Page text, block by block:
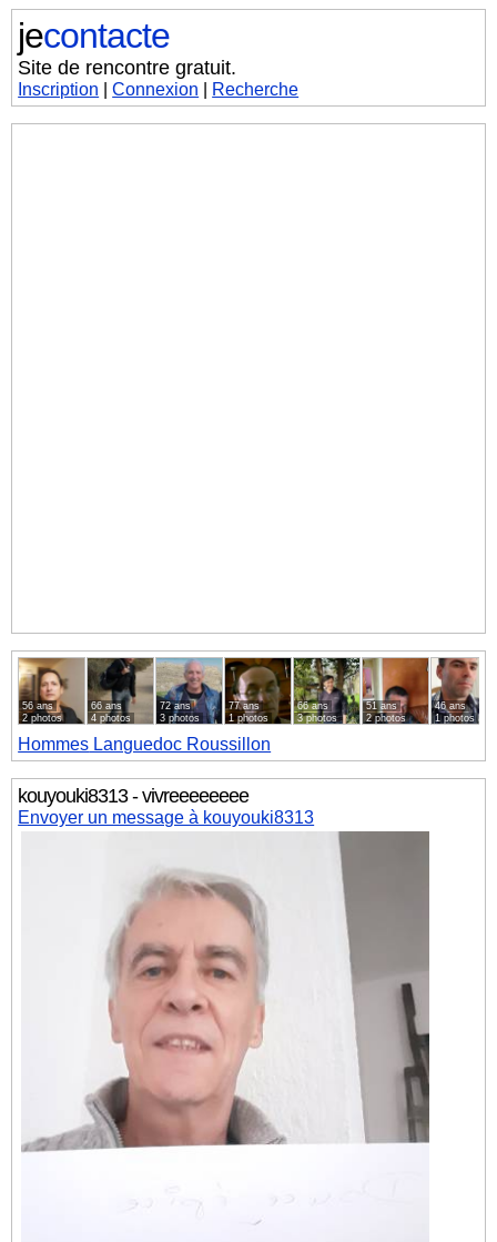
jecontacte
Site de rencontre gratuit.
Inscription |Connexion Recherche
56 ans
2 photos
66 ans
4 photos
72 ans
3 photos
77 ans
1 photos
66 ans
3 photos
51 ans
2 photos
46 ans
1 photos
Hommes Languedoc Roussillon
kouyouki8313 - vivreeeeeeee
Envoyer un message à kouyouki8313